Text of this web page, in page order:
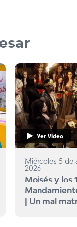
Ver Video
Miércoles 5 de
2026
Moisés y los
| Un mal